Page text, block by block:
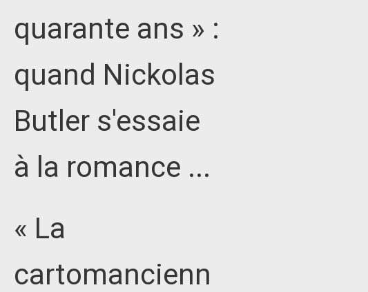
quarante ans » :
quand Nickolas
Butler s'essaie
à la romance ...
« La
cartomancienn